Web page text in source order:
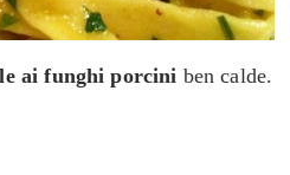
ai funghi porcini ben calde.